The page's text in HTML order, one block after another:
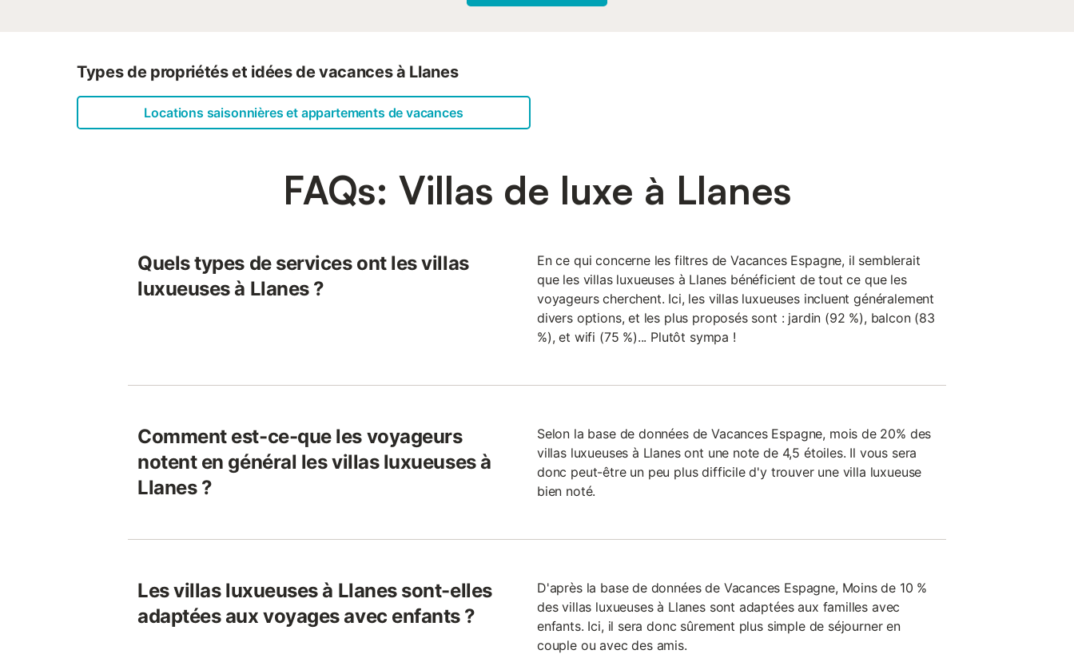
famille ou entre amis au soleil. Le rez-de-chaussée de la villa abrite les principaux espaces de réception,
Types de propriétés et idées de vacances à Llanes
Locations saisonnières et appartements de vacances
FAQs: Villas de luxe à Llanes
Quels types de services ont les villas
luxueuses à Llanes ?
En ce qui concerne les filtres de Vacances Espagne, il semblerait
que les villas luxueuses à Llanes bénéficient de tout ce que les
voyageurs cherchent. Ici, les villas luxueuses incluent généralement
divers options, et les plus proposés sont : jardin (92 %), balcon (83
%), et wifi (75 %)... Plutôt sympa !
Comment est-ce-que les voyageurs
notent en général les villas luxueuses à
Llanes ?
Selon la base de données de Vacances Espagne, mois de 20% des
villas luxueuses à Llanes ont une note de 4,5 étoiles. Il vous sera
donc peut-être un peu plus difficile d'y trouver une villa luxueuse
bien noté.
Les villas luxueuses à Llanes sont-elles
adaptées aux voyages avec enfants ?
D'après la base de données de Vacances Espagne, Moins de 10 %
des villas luxueuses à Llanes sont adaptées aux familles avec
enfants. Ici, il sera donc sûrement plus simple de séjourner en
couple ou avec des amis.